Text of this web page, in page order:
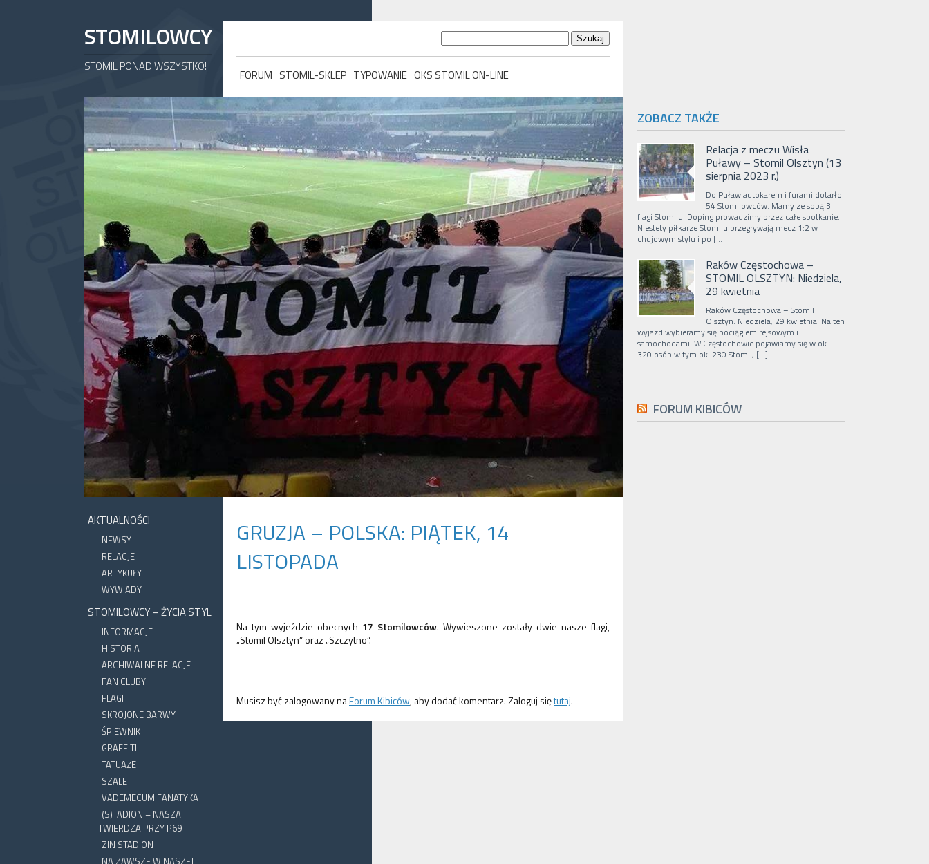
STOMILOWCY
STOMIL PONAD WSZYSTKO!
FORUM STOMIL-SKLEP TYPOWANIE OKS STOMIL ON-LINE
AKTUALNOŚCI
NEWSY
RELACJE
ARTYKUŁY
WYWIADY
STOMILOWCY – ŻYCIA STYL
INFORMACJE
HISTORIA
ARCHIWALNE RELACJE
FAN CLUBY
FLAGI
SKROJONE BARWY
ŚPIEWNIK
GRAFFITI
TATUAŻE
SZALE
VADEMECUM FANATYKA
(S)TADION – NASZA
TWIERDZA PRZY P69
ZIN STADION
NA ZAWSZE W NASZEJ
GRUZJA – POLSKA: PIĄTEK, 14
LISTOPADA
Na tym wyjeździe obecnych 17 Stomilowców. Wywieszone zostały dwie nasze flagi,
„Stomil Olsztyn” oraz „Szczytno”.
Musisz być zalogowany naForum Kibiców, aby dodać komentarz. Zaloguj siętutaj.
ZOBACZ TAKŻE
Relacja z meczu Wisła
Puławy – Stomil Olsztyn (13
sierpnia 2023 r.)
Do Puław autokarem i furami dotarło
54 Stomilowców. Mamy ze sobą 3
flagi Stomilu. Doping prowadzimy przez całe spotkanie.
Niestety piłkarze Stomilu przegrywają mecz 1:2 w
chujowym stylu i po […]
Raków Częstochowa –
STOMIL OLSZTYN: Niedziela,
29 kwietnia
Raków Częstochowa – Stomil
Olsztyn: Niedziela, 29 kwietnia. Na ten
wyjazd wybieramy się pociągiem rejsowym i
samochodami. W Częstochowie pojawiamy się w ok.
320 osób w tym ok. 230 Stomil, […]
FORUM KIBICÓW